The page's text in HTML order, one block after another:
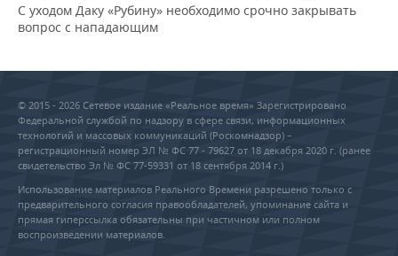
С уходом Даку «Рубину» необходимо срочно закрывать
вопрос с нападающим
© 2015 - 2026 Сетевое издание «Реальное время» Зарегистрировано
Федеральной службой по надзору в сфере связи, информационных
технологий и массовых коммуникаций (Роскомнадзор) –
регистрационный номер ЭЛ № ФС 77 - 79627 от 18 декабря 2020 г. (ранее
свидетельство Эл № ФС 77-59331 от 18 сентября 2014 г.)
Использование материалов Реального Времени разрешено только с
предварительного согласия правообладателей, упоминание сайта и
прямая гиперссылка обязательны при частичном или полном
воспроизведении материалов.